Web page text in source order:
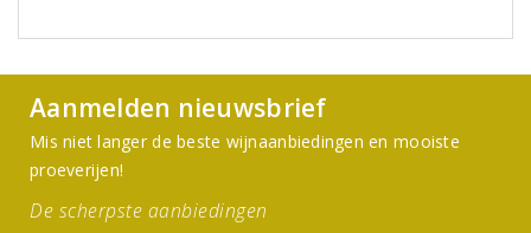
Aanmelden nieuwsbrief
Mis niet langer de beste wijnaanbiedingen en mooiste
proeverijen!
De scherpste aanbiedingen